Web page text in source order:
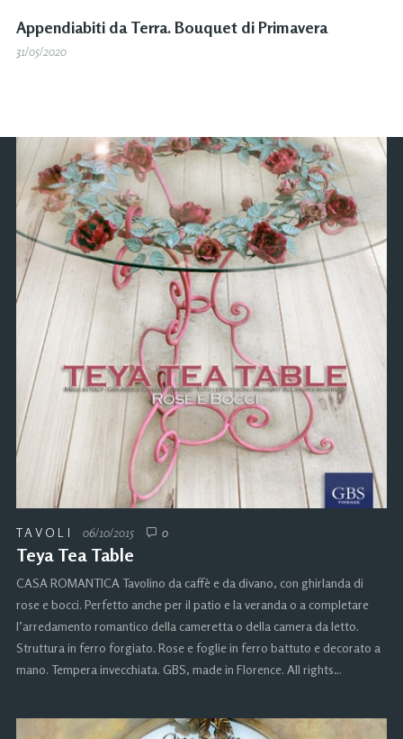
Appendiabiti da Terra. Bouquet di Primavera
31/05/2020
TAVOLI 06/10/2015 0
Teya Tea Table
CASA ROMANTICA Tavolino da caffè e da divano, con ghirlanda di
rose e bocci. Perfetto anche per il patio e la veranda o a completare
l’arredamento romantico della cameretta o della camera da letto.
Struttura in ferro forgiato. Rose e foglie in ferro battuto e decorato a
mano. Tempera invecchiata. GBS, made in Florence. All rights…